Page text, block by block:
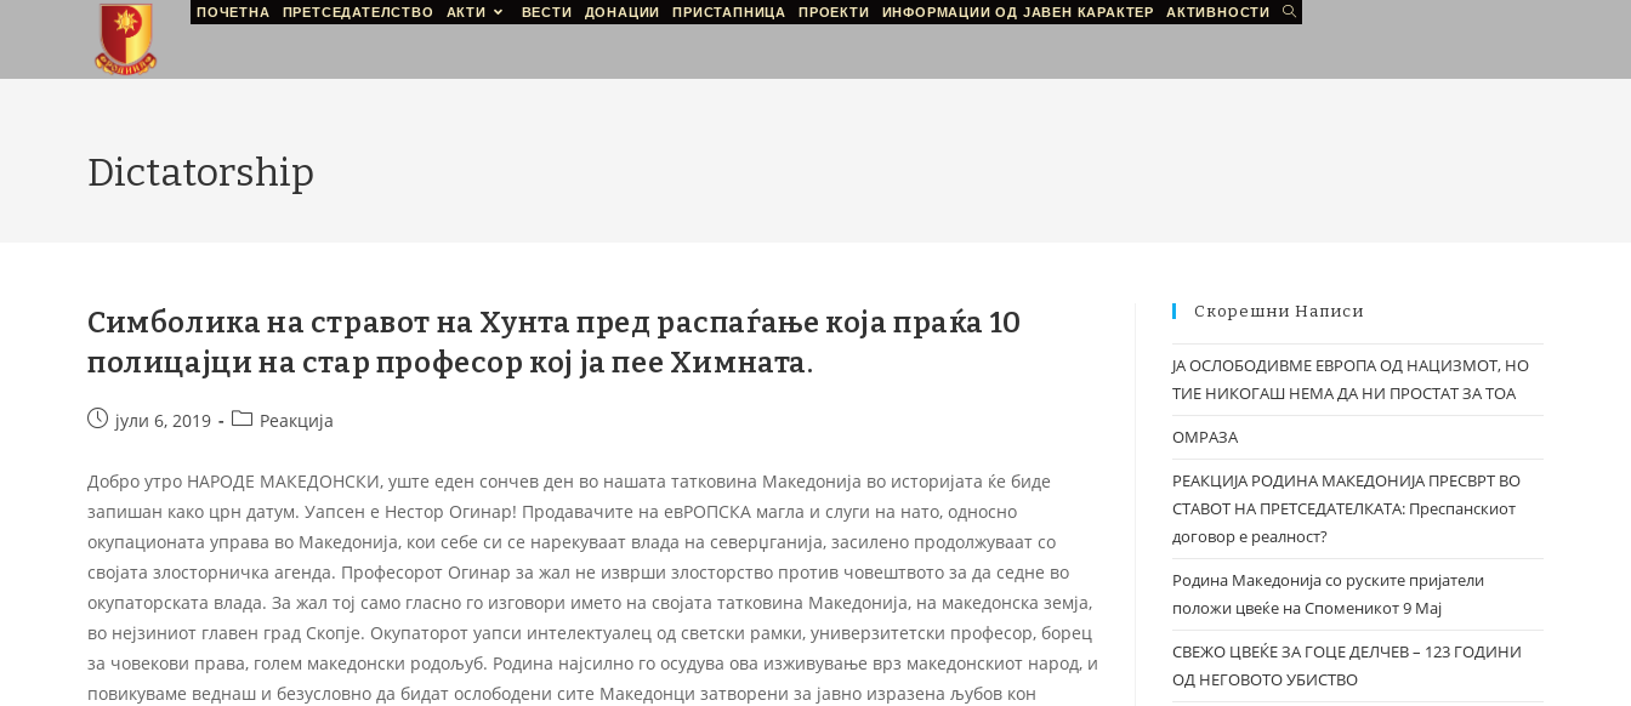
ПОЧЕТНА ПРЕТСЕДАТЕЛСТВО АКТИ ВЕСТИ ДОНАЦИИ ПРИСТАПНИЦА ПРОЕКТИ ИНФОРМАЦИИ ОД ЈАВЕН КАРАКТЕР АКТИВНОСТИ
Dictatorship
Симболика на стравот на Хунта пред распаѓање која праќа 10
полицајци на стар професор кој ја пее Химната.
јули 6, 2019 Реакција
Добро утро НАРОДЕ МАКЕДОНСКИ, уште еден сончев ден во нашата татковина Македонија во историјата ќе биде
запишан како црн датум. Уапсен е Нестор Огинар! Продавачите на евРОПСКА магла и слуги на нато, односно
окупационата управа во Македонија, кои себе си се нарекуваат влада на северџганија, засилено продолжуваат со
својата злосторничка агенда. Професорот Огинар за жал не изврши злосторство против човештвото за да седне во
окупаторската влада. За жал тој само гласно го изговори името на својата татковина Македонија, на македонска земја,
во нејзиниот главен град Скопје. Окупаторот уапси интелектуалец од светски рамки, универзитетски професор, борец
за човекови права, голем македонски родољуб. Родина најсилно го осудува ова изживување врз македонскиот народ, и
повикуваме веднаш и безусловно да бидат ослободени сите Македонци затворени за јавно изразена љубов кон
Скорешни Написи
ЈА ОСЛОБОДИВМЕ ЕВРОПА ОД НАЦИЗМОТ, НО
ТИЕ НИКОГАШ НЕМА ДА НИ ПРОСТАТ ЗА ТОА
ОМРАЗА
РЕАКЦИЈА РОДИНА МАКЕДОНИЈА ПРЕСВРТ ВО
СТАВОТ НА ПРЕТСЕДАТЕЛКАТА: Преспанскиот
договор е реалност?
Родина Македонија со руските пријатели
положи цвеќе на Споменикот 9 Мај
СВЕЖО ЦВЕЌЕ ЗА ГОЦЕ ДЕЛЧЕВ – 123 ГОДИНИ
ОД НЕГОВОТО УБИСТВО